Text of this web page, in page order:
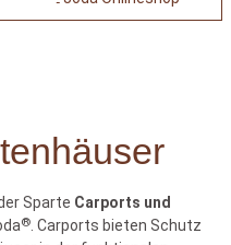
Sparte Carports und
® . Carports bieten Schutz